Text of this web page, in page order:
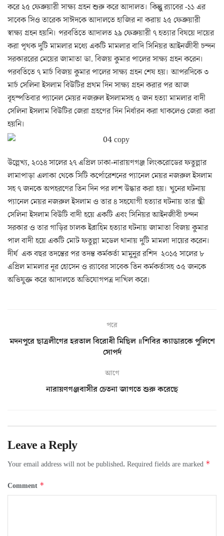
করে ২৫ ফেব্রুয়ারী সাক্ষ্য গ্রহন শুরু করে আদালত। কিন্তুু র‌্যাবের -১১ এর
সাবেক সিও তারেক সাঈদকে আদালতে হাজির না করায় ২৫ ফেব্রুয়ারী
স্বাক্ষ্য গ্রহন হয়নি। পরবর্তিতে আদালত ২৯ ফেব্রুয়ারী ৭ হত্যার বিষয়ে দায়ের
করা পৃথক দুটি মামলার মধ্যে একটি মামলার বাদি সিনিয়র আইনজীবী চন্দন
সরকাররের মেয়ের জামাতা ডা. বিজয় কুমার পালের সাক্ষ্য গ্রহন করেন।
পরবর্তিতে ৭ মার্চ বিজয় কুমার পালের সাক্ষ্য গ্রহন শেষ হয়। আপরদিকে ৩
মার্চ সেলিনা ইসলাম বিউটির প্রথম দিন সাক্ষ্য গ্রহন করার পর আজ
বৃহস্পতিবার প্যানেল মেয়র নজরুল ইসলামসহ ৫ জন হত্যা মামলার বাদী
সেলিনা ইসলাম বিউটির জেরা গ্রহণের দিন নির্ধারন করা থাকলেও জেরা করা
হয়নি।
উল্লেখ্য, ২০১৪ সালের ২৭ এপ্রিল ঢাকা-নারায়ণগঞ্জ লিংকরোডের ফতুল্লার
লামাপাড়া এলাকা থেকে সিটি কর্পোরেশনের প্যানেল মেয়র নজরুল ইসলাম
সহ ৭ জনকে অপহরণের তিন দিন পর লাশ উদ্ধার করা হয়। খুনের ঘটনায়
প্যানেল মেয়র নজরুল ইসলাম ও তার ৪ সহযোগী হত্যার ঘটনায় তার স্ত্রী
সেলিনা ইসলাম বিউটি বাদী হয়ে একটি এবং সিনিয়র আইনজীবী চন্দন
সরকার ও তার গাড়ির চালক ইব্রাহিম হত্যার ঘটনায় জামাতা বিজয় কুমার
পাল বাদী হয়ে একটি মোট ফতুল্লা মডেল থানায় দুটি মামলা দায়ের করেন।
দীর্ঘ এক বছর তদন্তের পর তদন্ত কর্মকর্তা মামুনুর রশিদ ২০১৫ সালের ৮
এপ্রিল মামলার নূর হোসেন ও র‌্যাবের সাবেক তিন কর্মকর্তাসহ ৩৫ জনকে
অভিযুক্ত করে আদালতে অভিযোগপত্র দাখিল করে।
পরে
মদনপুরে ছাত্রলীগের হরতাল বিরোধী মিছিল ॥শিবির ক্যাডারকে পুলিশে
সোপর্দ
আগে
নারায়ণগঞ্জবাসীর চেতনা জাগতে শুরু করেছে
Leave a Reply
Your email address will not be published. Required fields are marked *
Comment *